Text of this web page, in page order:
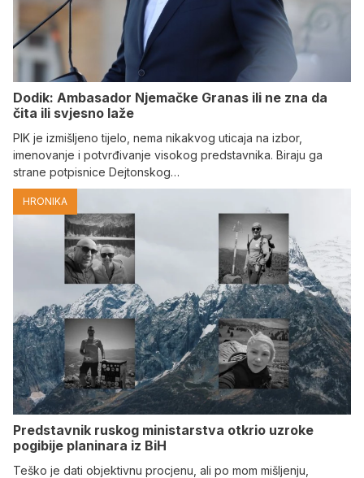
Dodik: Ambasador Njemačke Granas ili ne zna da
čita ili svjesno laže
PIK je izmišljeno tijelo, nema nikakvog uticaja na izbor,
imenovanje i potvrđivanje visokog predstavnika. Biraju ga
strane potpisnice Dejtonskog…
HRONIKA
Predstavnik ruskog ministarstva otkrio uzroke
pogibije planinara iz BiH
Teško je dati objektivnu procjenu, ali po mom mišljenju,